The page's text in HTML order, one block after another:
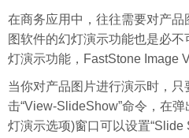
在商务应用中，往往需要对产
图软件的幻灯演示功能也是必
灯演示功能，FastStone Image
当你对产品图片进行演示时，
击“View-SlideShow”命令，在
灯演示选项)窗口可以设置“Slide